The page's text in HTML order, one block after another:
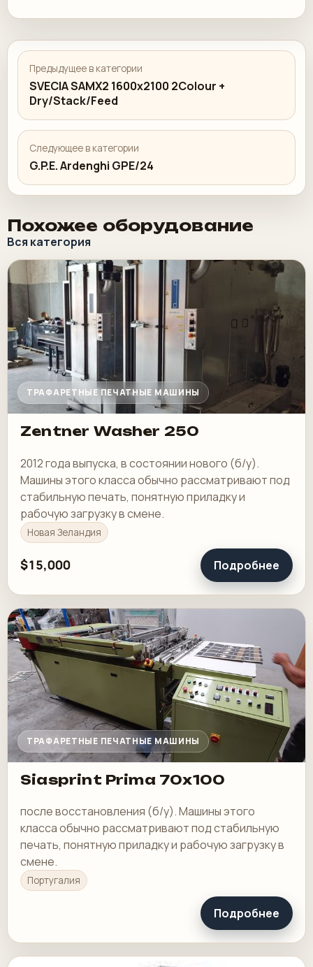
Предыдущее в категории
SVECIA SAMX2 1600x2100 2Colour +
Dry/Stack/Feed
Следующее в категории
G.P.E. Ardenghi GPE/24
Похожее оборудование
Вся категория
ТРАФАРЕТНЫЕ ПЕЧАТНЫЕ МАШИНЫ
Zentner Washer 250
2012 года выпуска, в состоянии нового (б/у).
Машины этого класса обычно рассматривают под
стабильную печать, понятную приладку и
рабочую загрузку в смене.
Новая Зеландия
$15,000 Подробнее
ТРАФАРЕТНЫЕ ПЕЧАТНЫЕ МАШИНЫ
Siasprint Prima 70x100
после восстановления (б/у). Машины этого
класса обычно рассматривают под стабильную
печать, понятную приладку и рабочую загрузку в
смене.
Португалия
Подробнее